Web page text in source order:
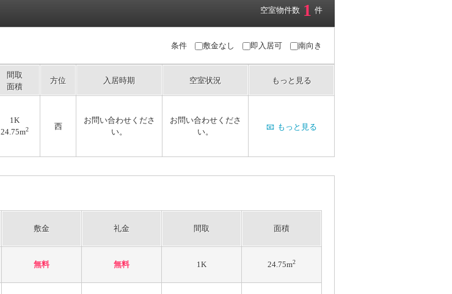
空室物件数 1 件
条件 敷金なし 即入居可 南向き
間取
面積
方位 入居時期 空室状況 もっと見る
1K
24.75m2 西
お問い合わせくださ
い。
お問い合わせくださ
い。
📧 もっと見る
敷金 礼金 間取 面積
無料 無料 1K 24.75m2